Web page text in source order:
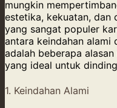
mungkin
estetika, kekuatan, dan
yang sangat populer
antara keindahan alami
adalah beberapa
yang ideal untuk
1. Keindahan Alami